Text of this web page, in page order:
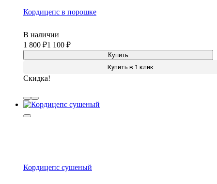
Кордицепс в порошке
В наличии
1 800
1 100
Купить
Купить в 1 клик
Скидка!
Кордицепс сушеный